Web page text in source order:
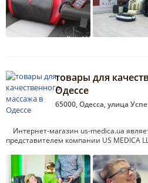
товары для
Одессе
65000, Одесса, улица
Интернет-магазин us-medica.ua
представителем компании US MEDICA